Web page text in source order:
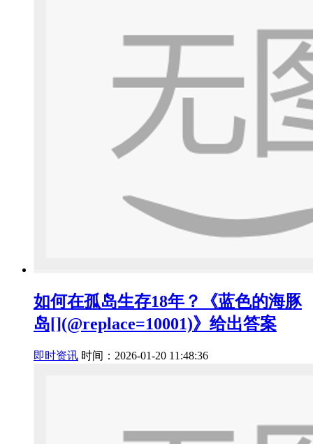
如何在孤岛生存18年？《蓝色的海豚
岛[](@replace=10001)》给出答案
即时资讯 时间：2026-01-20 11:48:36